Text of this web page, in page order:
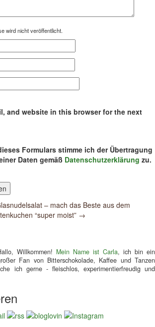
wird nicht veröffentlicht.
and website in this browser for the next
Formulars stimme ich der Übertragung
Daten gemäß Datenschutzerklärung zu.
– mach das Beste aus dem
“super moist” →
Willkommen! Mein Name ist Carla, ich bin ein
Fan von Bitterschokolade, Kaffee und Tanzen
ich gerne - fleischlos, experimentierfreudig und